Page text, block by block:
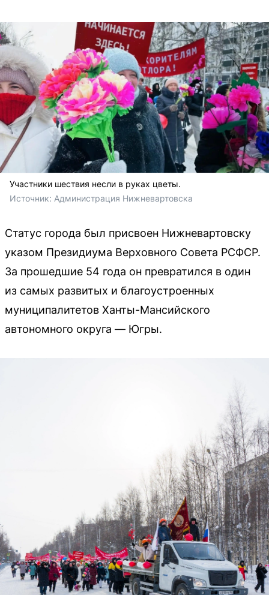
Участники шествия несли в руках цветы.
Источник: Администрация Нижневартовска
Статус города был присвоен Нижневартовску
указом Президиума Верховного Совета РСФСР.
За прошедшие 54 года он превратился в один
из самых развитых и благоустроенных
муниципалитетов Ханты-Мансийского
автономного округа — Югры.